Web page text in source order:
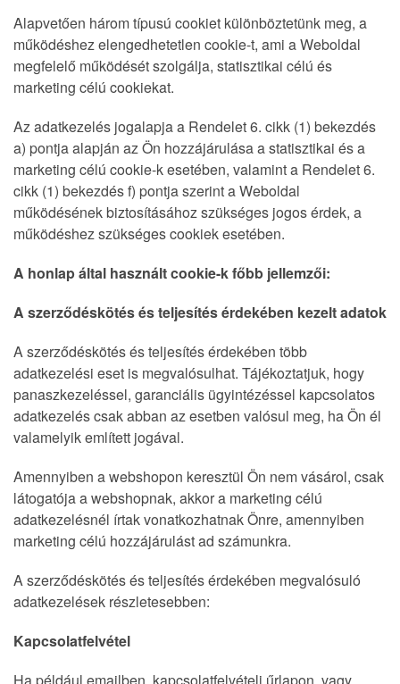
Alapvetően három típusú cookiet különböztetünk meg, a
működéshez elengedhetetlen cookie-t, ami a Weboldal
megfelelő működését szolgálja, statisztikai célú és
marketing célú cookiekat.
Az adatkezelés jogalapja a Rendelet 6. cikk (1) bekezdés
a) pontja alapján az Ön hozzájárulása a statisztikai és a
marketing célú cookie-k esetében, valamint a Rendelet 6.
cikk (1) bekezdés f) pontja szerint a Weboldal
működésének biztosításához szükséges jogos érdek, a
működéshez szükséges cookiek esetében.
A honlap által használt cookie-k főbb jellemzői:
A szerződéskötés és teljesítés érdekében kezelt adatok
A szerződéskötés és teljesítés érdekében több
adatkezelési eset is megvalósulhat. Tájékoztatjuk, hogy
panaszkezeléssel, garanciális ügyintézéssel kapcsolatos
adatkezelés csak abban az esetben valósul meg, ha Ön él
valamelyik említett jogával.
Amennyiben a webshopon keresztül Ön nem vásárol, csak
látogatója a webshopnak, akkor a marketing célú
adatkezelésnél írtak vonatkozhatnak Önre, amennyiben
marketing célú hozzájárulást ad számunkra.
A szerződéskötés és teljesítés érdekében megvalósuló
adatkezelések részletesebben:
Kapcsolatfelvétel